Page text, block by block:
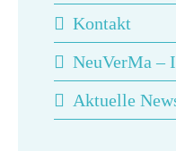
Kontakt
NeuVerMa –
Aktuelle